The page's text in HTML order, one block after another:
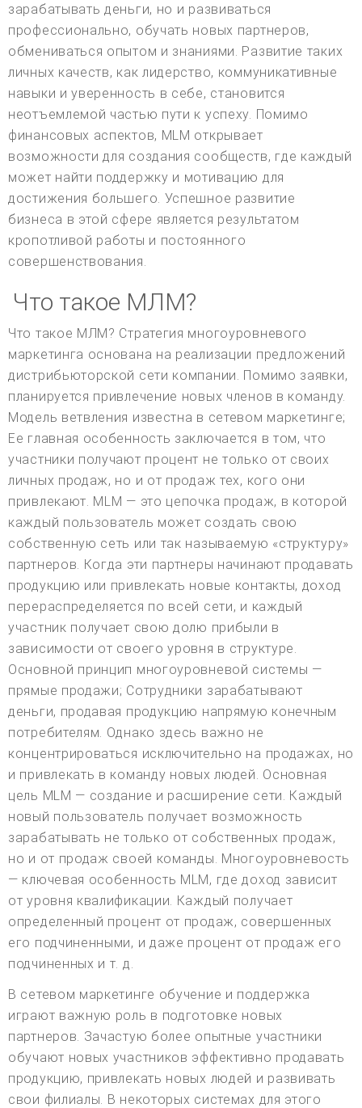
зарабатывать деньги, но и развиваться
профессионально, обучать новых партнеров,
обмениваться опытом и знаниями. Развитие таких
личных качеств, как лидерство, коммуникативные
навыки и уверенность в себе, становится
неотъемлемой частью пути к успеху. Помимо
финансовых аспектов, MLM открывает
возможности для создания сообществ, где каждый
может найти поддержку и мотивацию для
достижения большего. Успешное развитие
бизнеса в этой сфере является результатом
кропотливой работы и постоянного
совершенствования.
Что такое МЛМ?
Что такое МЛМ? Стратегия многоуровневого
маркетинга основана на реализации предложений
дистрибьюторской сети компании. Помимо заявки,
планируется привлечение новых членов в команду.
Модель ветвления известна в сетевом маркетинге;
Ее главная особенность заключается в том, что
участники получают процент не только от своих
личных продаж, но и от продаж тех, кого они
привлекают. MLM — это цепочка продаж, в которой
каждый пользователь может создать свою
собственную сеть или так называемую «структуру»
партнеров. Когда эти партнеры начинают продавать
продукцию или привлекать новые контакты, доход
перераспределяется по всей сети, и каждый
участник получает свою долю прибыли в
зависимости от своего уровня в структуре.
Основной принцип многоуровневой системы —
прямые продажи; Сотрудники зарабатывают
деньги, продавая продукцию напрямую конечным
потребителям. Однако здесь важно не
концентрироваться исключительно на продажах, но
и привлекать в команду новых людей. Основная
цель MLM — создание и расширение сети. Каждый
новый пользователь получает возможность
зарабатывать не только от собственных продаж,
но и от продаж своей команды. Многоуровневость
— ключевая особенность MLM, где доход зависит
от уровня квалификации. Каждый получает
определенный процент от продаж, совершенных
его подчиненными, и даже процент от продаж его
подчиненных и т. д.
В сетевом маркетинге обучение и поддержка
играют важную роль в подготовке новых
партнеров. Зачастую более опытные участники
обучают новых участников эффективно продавать
продукцию, привлекать новых людей и развивать
свои филиалы. В некоторых системах для этого